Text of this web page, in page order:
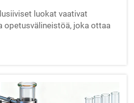
luokat vaativat
opetusvälineistöä, joka ottaa
oppimistarpeet,
saavutettavuusvaatimukset.
täytyy suunnitella